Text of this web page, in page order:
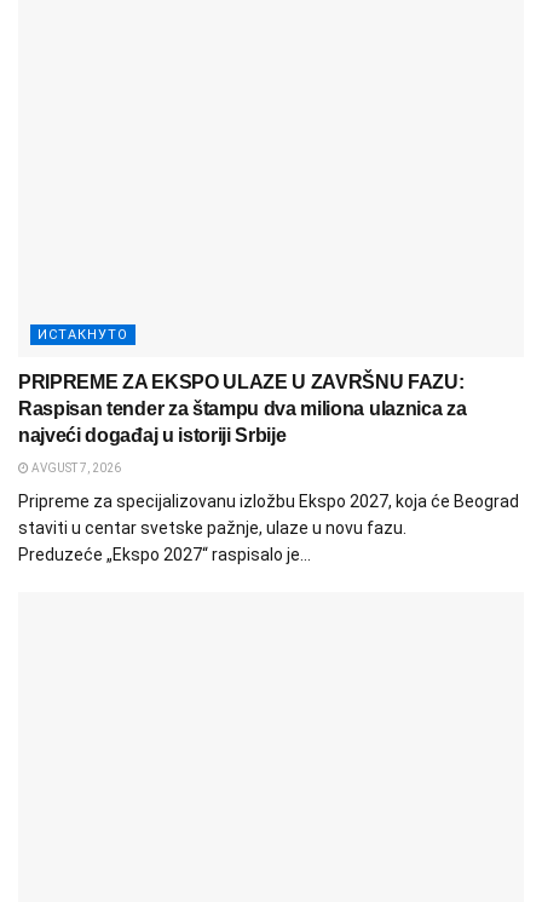
ИСТАКНУТО
PRIPREME ZA EKSPO ULAZE U ZAVRŠNU FAZU:
Raspisan tender za štampu dva miliona ulaznica za
najveći događaj u istoriji Srbije
AVGUST 7, 2026
Pripreme za specijalizovanu izložbu Ekspo 2027, koja će Beograd
staviti u centar svetske pažnje, ulaze u novu fazu.
Preduzeće „Ekspo 2027“ raspisalo je...